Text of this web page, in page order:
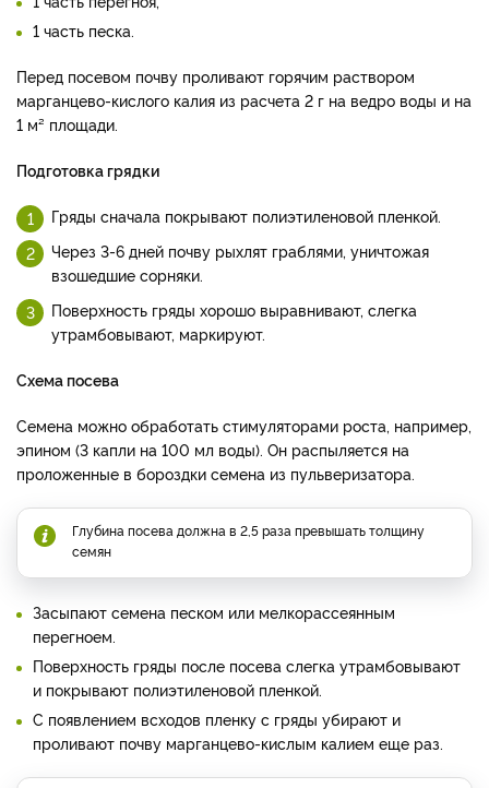
1 часть песка.
Перед посевом почву проливают горячим раствором
марганцево-кислого калия из расчета 2 г на ведро воды и на
1 м² площади.
Подготовка грядки
Гряды сначала покрывают полиэтиленовой пленкой.
Через 3-6 дней почву рыхлят граблями, уничтожая
взошедшие сорняки.
Поверхность гряды хорошо выравнивают, слегка
утрамбовывают, маркируют.
Схема посева
Семена можно обработать стимуляторами роста, например,
эпином (3 капли на 100 мл воды). Он распыляется на
проложенные в бороздки семена из пульверизатора.
Глубина посева должна в 2,5 раза превышать толщину
семян
Засыпают семена песком или мелкорассеянным
перегноем.
Поверхность гряды после посева слегка утрамбовывают
и покрывают полиэтиленовой пленкой.
С появлением всходов пленку с гряды убирают и
проливают почву марганцево-кислым калием еще раз.